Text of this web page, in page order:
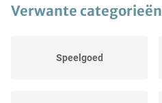
Verwante categorieën
Speelgoed